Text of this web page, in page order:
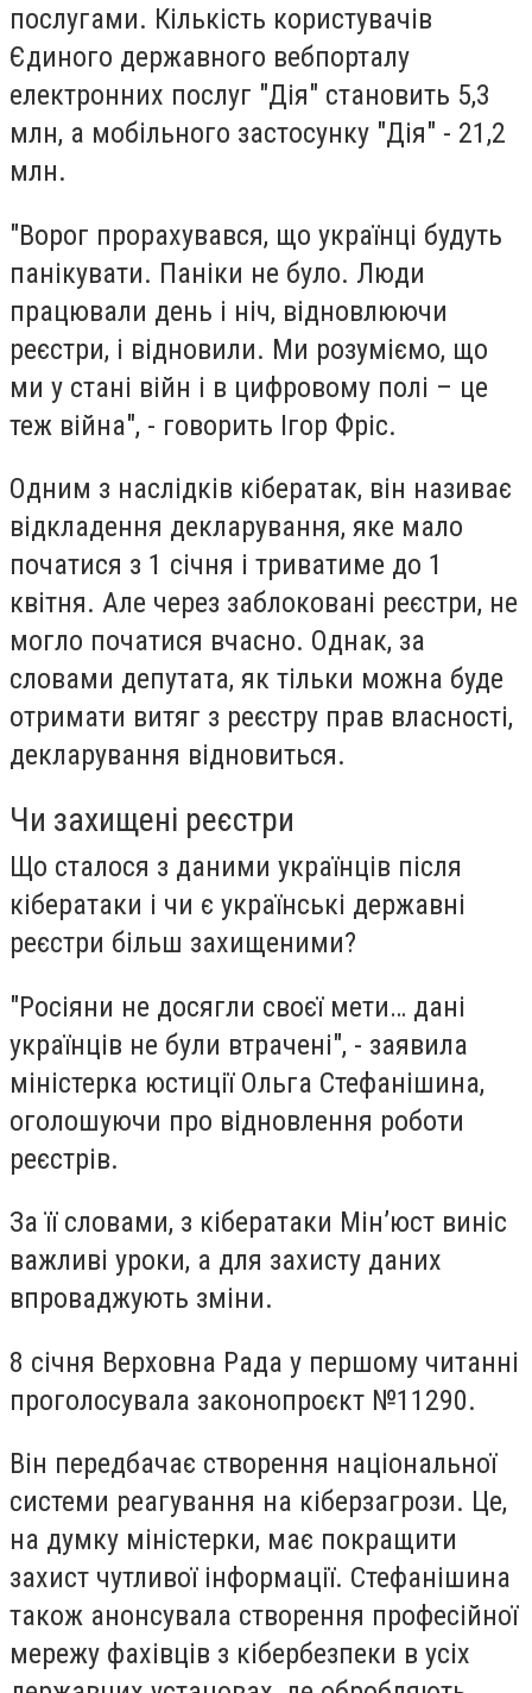
послугами. Кількість користувачів
Єдиного державного вебпорталу
електронних послуг "Дія" становить 5,3
млн, а мобільного застосунку "Дія" - 21,2
млн.
"Ворог прорахувався, що українці будуть
панікувати. Паніки не було. Люди
працювали день і ніч, відновлюючи
реєстри, і відновили. Ми розуміємо, що
ми у стані війн і в цифровому полі – це
теж війна", - говорить Ігор Фріс.
Одним з наслідків кібератак, він називає
відкладення декларування, яке мало
початися з 1 січня і триватиме до 1
квітня. Але через заблоковані реєстри, не
могло початися вчасно. Однак, за
словами депутата, як тільки можна буде
отримати витяг з реєстру прав власності,
декларування відновиться.
Чи захищені реєстри
Що сталося з даними українців після
кібератаки і чи є українські державні
реєстри більш захищеними?
"Росіяни не досягли своєї мети… дані
українців не були втрачені", - заявила
міністерка юстиції Ольга Стефанішина,
оголошуючи про відновлення роботи
реєстрів.
За її словами, з кібератаки Мін’юст виніс
важливі уроки, а для захисту даних
впроваджують зміни.
8 січня Верховна Рада у першому читанні
проголосувала законопроєкт №11290.
Він передбачає створення національної
системи реагування на кіберзагрози. Це,
на думку міністерки, має покращити
захист чутливої інформації. Стефанішина
також анонсувала створення професійної
мережу фахівців з кібербезпеки в усіх